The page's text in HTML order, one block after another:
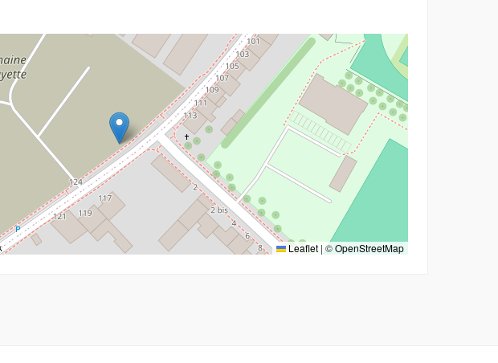
une nouvelle fenêtre
Leaflet |©OpenStreetMap